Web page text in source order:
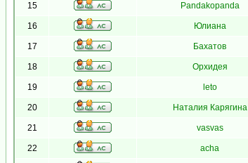
15 Pandakopanda
16 Юлиана
17 Бахатов
18 Орхидея
19 leto
20 Наталия Карягина
21 vasvas
22 acha